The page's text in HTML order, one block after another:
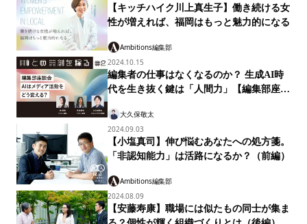
Ambitions編集部
2025.03.19
【キッチハイク川上真生子】働き続ける女
性が増えれば、福岡はもっと魅力的になる
Ambitions編集部
2024.10.15
編集者の仕事はなくなるのか？ 生成AI時
代を生き抜く鍵は「人間力」【編集部座談
会】
大久保敬太
2024.09.03
【小塩真司】伸び悩むあなたへの処方箋。
「非認知能力」は活路になるか？（前編）
Ambitions編集部
2024.08.09